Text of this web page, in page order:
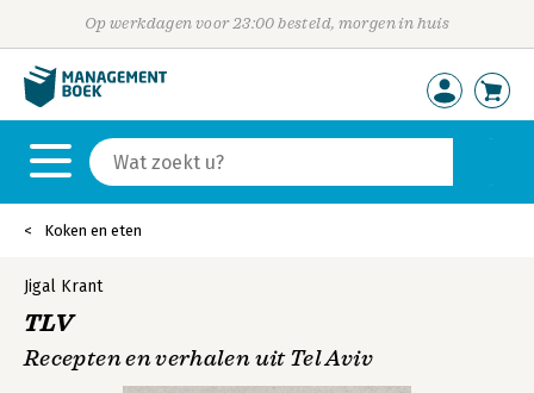
Op werkdagen voor 23:00 besteld, morgen in huis
Koken en eten
Jigal Krant
TLV
Recepten en verhalen uit Tel Aviv